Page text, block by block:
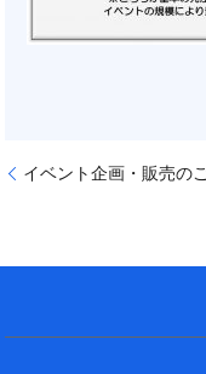
イベント企画・販売の